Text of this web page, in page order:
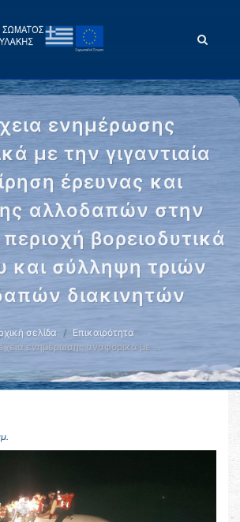
ενημέρωσης
με την γιγαντιαία
έρευνας και
αλλοδαπών στην
βορειοδυτικά
και σύλληψη τριών
διακινητών
σελίδα
Επικαιρότητα
ενημέρωσης αναφορικά με …